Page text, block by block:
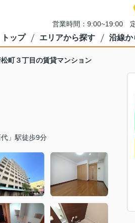
営業時間：9:00~19:00
トップ エリアから探す 沿線か
町３丁目の賃貸マンション
」駅徒歩9分